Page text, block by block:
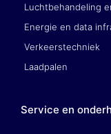
Luchtbehandeling
Energie en data
Verkeerstechniek
Laadpalen
Service en